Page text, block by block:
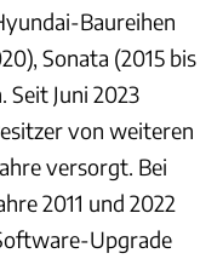
Baureihen
Sonata (2015 bis
Seit Juni 2023
von weiteren
versorgt. Bei
2011 und 2022
Upgrade